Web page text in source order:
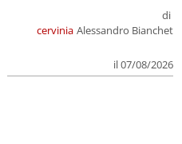
cervinia
di
Alessandro Bianchet
il 07/08/2026